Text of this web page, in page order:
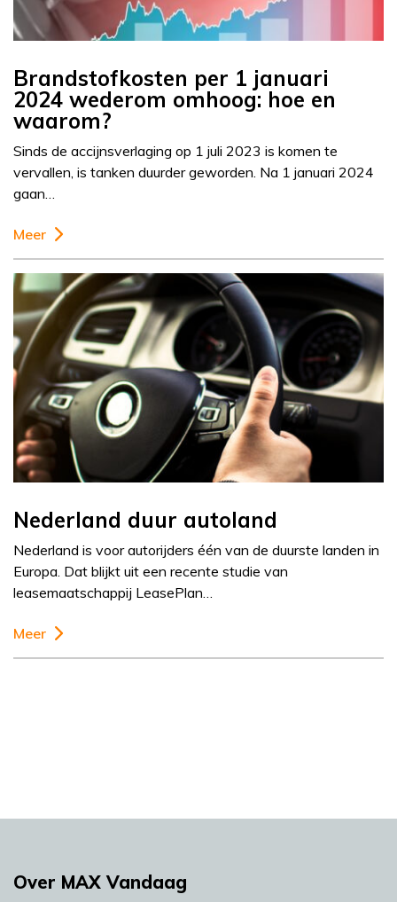
Brandstofkosten per 1 januari
2024 wederom omhoog: hoe en
waarom?
Sinds de accijnsverlaging op 1 juli 2023 is komen te
vervallen, is tanken duurder geworden. Na 1 januari 2024
gaan…
Meer
Nederland duur autoland
Nederland is voor autorijders één van de duurste landen in
Europa. Dat blijkt uit een recente studie van
leasemaatschappij LeasePlan…
Meer
Over MAX Vandaag